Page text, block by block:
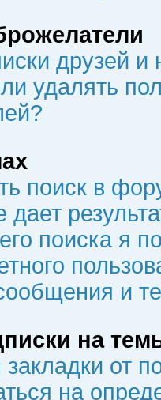
друзей
удалять
поиск в
поиска я
и
на
от
на